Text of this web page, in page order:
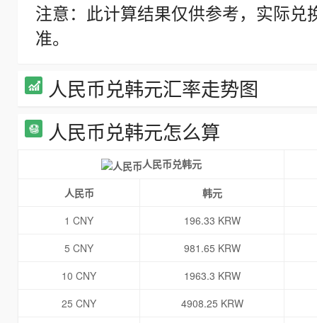
注意：此计算结果仅供参考，实际
准。
人民币兑韩元汇率走势图
人民币兑韩元怎么算
人民币兑韩元
人民币
韩元
1 CNY
196.33 KRW
5 CNY
981.65 KRW
10 CNY
1963.3 KRW
25 CNY
4908.25 KRW